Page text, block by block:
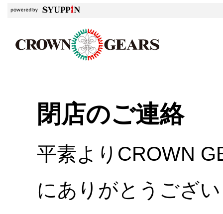
閉店のご連絡
平素よりCROWN
にありがとうござ